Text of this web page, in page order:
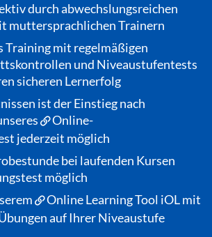
durch abwechslungsreichen
muttersprachlichen Trainern
Training mit regelmäßigen
und Niveaustufentests
sicheren Lernerfolg
ist der Einstieg nach
Online-
jederzeit möglich
bei laufenden Kursen
möglich
Online Learning Tool iOLmit
auf Ihrer Niveaustufe